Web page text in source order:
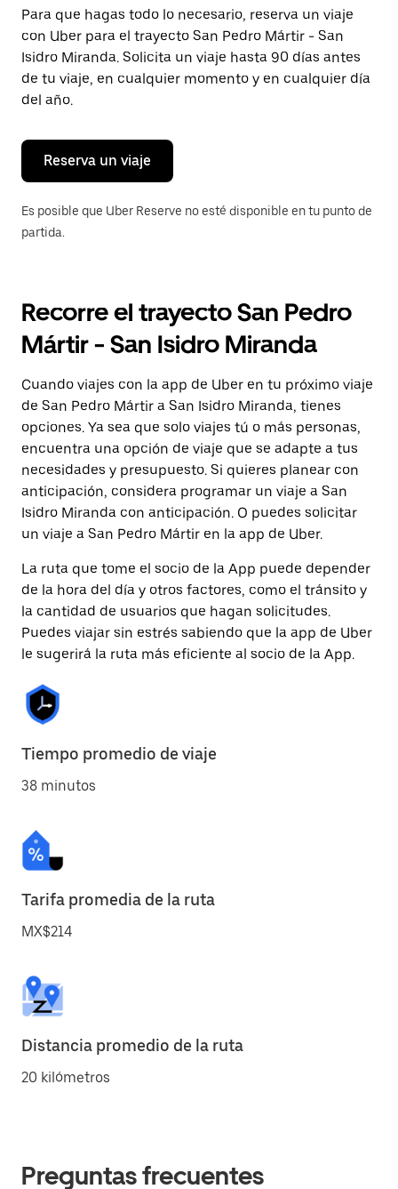
Presiona
la
tecla Esc
para
cerrar
el
calendario.
Para que hagas todo lo necesario, reserva un viaje
con Uber para el trayecto San Pedro Mártir - San
Isidro Miranda. Solicita un viaje hasta 90 días antes
de tu viaje, en cualquier momento y en cualquier día
del año.
Reserva un viaje
Es posible que Uber Reserve no esté disponible en tu punto de
partida.
Recorre el trayecto San Pedro
Mártir - San Isidro Miranda
Cuando viajes con la app de Uber en tu próximo viaje
de San Pedro Mártir a San Isidro Miranda, tienes
opciones. Ya sea que solo viajes tú o más personas,
encuentra una opción de viaje que se adapte a tus
necesidades y presupuesto. Si quieres planear con
anticipación, considera programar un viaje a San
Isidro Miranda con anticipación. O puedes solicitar
un viaje a San Pedro Mártir en la app de Uber.
La ruta que tome el socio de la App puede depender
de la hora del día y otros factores, como el tránsito y
la cantidad de usuarios que hagan solicitudes.
Puedes viajar sin estrés sabiendo que la app de Uber
le sugerirá la ruta más eficiente al socio de la App.
Tiempo promedio de viaje
38 minutos
Tarifa promedia de la ruta
MX$214
Distancia promedio de la ruta
20 kilómetros
Preguntas frecuentes